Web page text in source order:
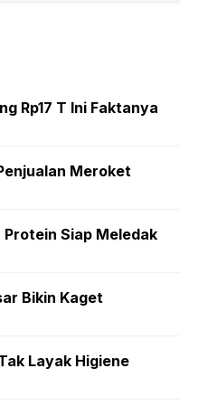
Rp17 T Ini Faktanya
Meroket
Siap Meledak
Bikin Kaget
Layak Higiene